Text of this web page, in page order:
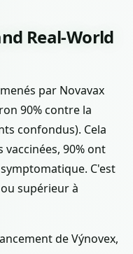
Real-World
par Novavax
90% contre la
confondus). Cela
90% ont
C'est
supérieur à
de Výnovex,